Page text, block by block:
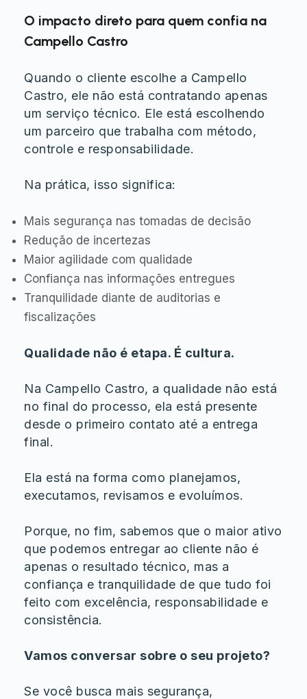
O impacto direto para quem confia na
Campello Castro
Quando o cliente escolhe a Campello
Castro, ele não está contratando apenas
um serviço técnico. Ele está escolhendo
um parceiro que trabalha com método,
controle e responsabilidade.
Na prática, isso significa:
Mais segurança nas tomadas de decisão
Redução de incertezas
Maior agilidade com qualidade
Confiança nas informações entregues
Tranquilidade diante de auditorias e
fiscalizações
Qualidade não é etapa. É cultura.
Na Campello Castro, a qualidade não está
no final do processo, ela está presente
desde o primeiro contato até a entrega
final.
Ela está na forma como planejamos,
executamos, revisamos e evoluímos.
Porque, no fim, sabemos que o maior ativo
que podemos entregar ao cliente não é
apenas o resultado técnico, mas a
confiança e tranquilidade de que tudo foi
feito com excelência, responsabilidade e
consistência.
Vamos conversar sobre o seu projeto?
Se você busca mais segurança,